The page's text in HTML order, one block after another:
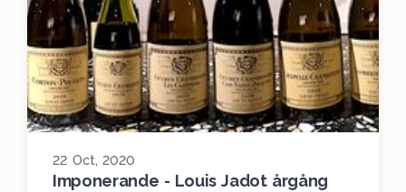
22 Oct, 2020
Imponerande - Louis Jadot årgång